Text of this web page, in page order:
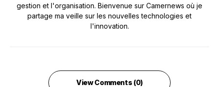
gestion et l'organisation. Bienvenue sur Camernews où je
partage ma veille sur les nouvelles technologies et
l'innovation.
View Comments (0)